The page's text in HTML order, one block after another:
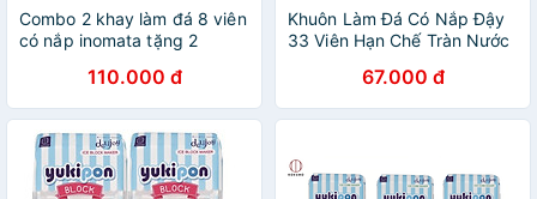
Combo 2 khay làm đá 8 viên
có nắp inomata tặng 2
110.000 đ
Khuôn Làm Đá Có Nắp Đậy
33 Viên Hạn Chế Tràn Nước
67.000 đ